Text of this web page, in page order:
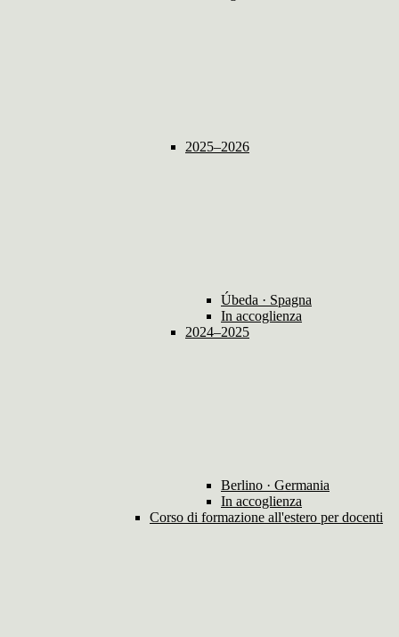
2025–2026
Úbeda · Spagna
In accoglienza
2024–2025
Berlino · Germania
In accoglienza
Corso di formazione all'estero per docenti